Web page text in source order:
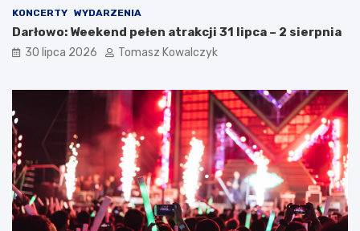
KONCERTY WYDARZENIA
Darłowo: Weekend pełen atrakcji 31 lipca – 2 sierpnia
30 lipca 2026 Tomasz Kowalczyk